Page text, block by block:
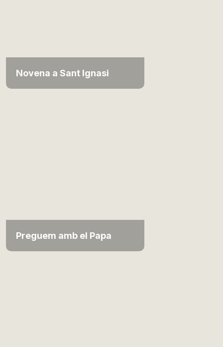
Novena a Sant Ignasi
Preguem amb el Papa